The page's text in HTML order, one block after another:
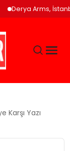
Arms, İstanbul
Karşı Yazı